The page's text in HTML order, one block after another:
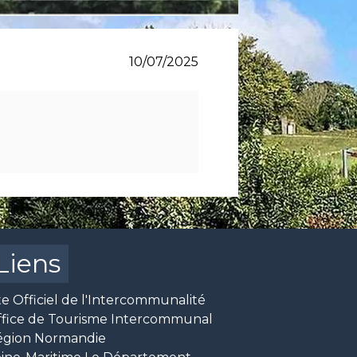
10/07/2025
Officiel de l'Intercommunalité
de Tourisme Intercommunal
Normandie